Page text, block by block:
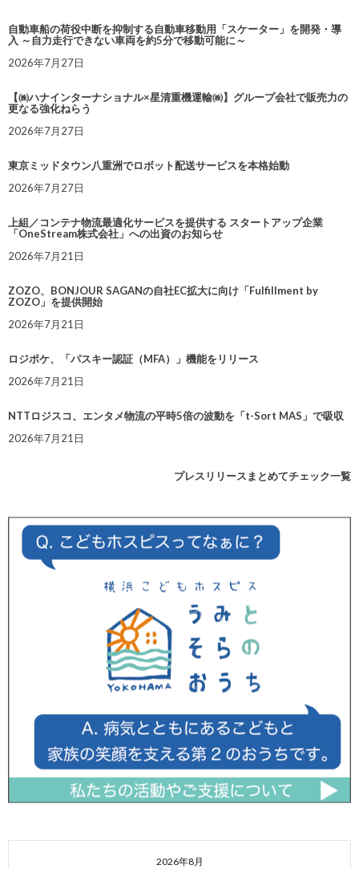
自動車船の荷役中断を抑制する自動車移動用「スケーター」を開発・導
入 ～自力走行できない車両を約5分で移動可能に～
2026年7月27日
【㈱ハナインターナショナル×星清重機運輸㈱】グループ会社で販売力の
更なる強化ねらう
2026年7月27日
東京ミッドタウン八重洲でロボット配送サービスを本格始動
2026年7月27日
上組／コンテナ物流最適化サービスを提供する スタートアップ企業
「OneStream株式会社」への出資のお知らせ
2026年7月21日
ZOZO、BONJOUR SAGANの自社EC拡大に向け「Fulfillment by
ZOZO」を提供開始
2026年7月21日
ロジポケ、「パスキー認証（MFA）」機能をリリース
2026年7月21日
NTTロジスコ、エンタメ物流の平時5倍の波動を「t-Sort MAS」で吸収
2026年7月21日
プレスリリースまとめてチェック一覧
2026年8月